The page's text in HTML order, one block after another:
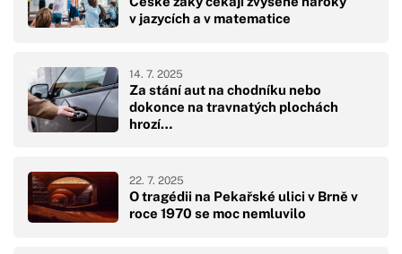
v jazycích a v matematice
Za stání aut na chodníku nebo
dokonce na travnatých plochách
hrozí…
14. 7. 2025
O tragédii na Pekařské ulici v Brně v
roce 1970 se moc nemluvilo
22. 7. 2025